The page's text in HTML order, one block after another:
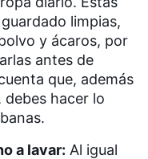
limpias,
y ácaros, por
antes de
que, además
debes hacer lo
a lavar: Al igual